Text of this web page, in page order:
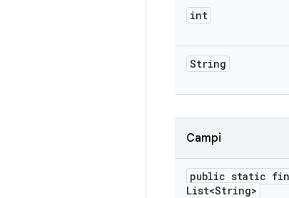
int
String
Campi
public static
List<String>